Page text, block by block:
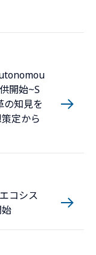
開始~S
の知見を
定から
コシス